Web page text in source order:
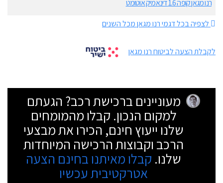
רנו מגאן קופה 1.6 דינאמיק אוטומט
לצפיה בכל דגמי רנו מגאן מכל השנים
לקבלת הצעה לביטוח רנו מגאן
מעוניינים ברכישת רכב? הגעתם
למקום הנכון. קבלו מהמומחים
שלנו ייעוץ חינם, הכירו את מבצעי
הרכב וקבוצות הרכישה המיוחדות
שלנו. קבלו מאיתנו בחינם הצעה
אטרקטיבית עכשיו